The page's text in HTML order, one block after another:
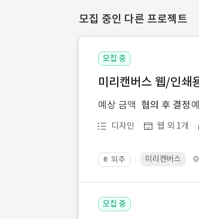
모집 중인 다른 프로젝트
모집 중
미리캔버스 웹/인쇄
예상 금액 협의 후 결정
디자인 웹 외 1개
📔 외주 미리캔버스
모집 중